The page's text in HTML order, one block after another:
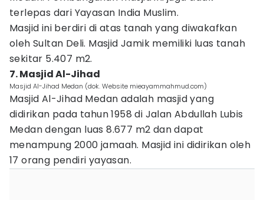
terlepas dari Yayasan India Muslim.
Masjid ini berdiri di atas tanah yang diwakafkan
oleh Sultan Deli. Masjid Jamik memiliki luas tanah
sekitar 5.407 m2.
7. Masjid Al-Jihad
Masjid Al-Jihad Medan (dok. Website mieayammahmud.com)
Masjid Al-Jihad Medan adalah masjid yang
didirikan pada tahun 1958 di Jalan Abdullah Lubis
Medan dengan luas 8.677 m2 dan dapat
menampung 2000 jamaah. Masjid ini didirikan oleh
17 orang pendiri yayasan.